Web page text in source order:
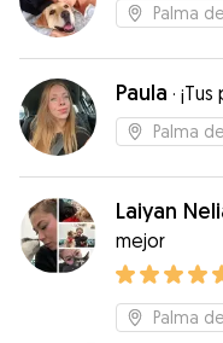
además
triste el día
duda
otro
Palma
Paula ·
Palma
Laiyan
mejor
Palma